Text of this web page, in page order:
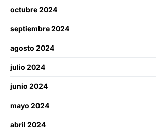
octubre 2024
septiembre 2024
agosto 2024
julio 2024
junio 2024
mayo 2024
abril 2024